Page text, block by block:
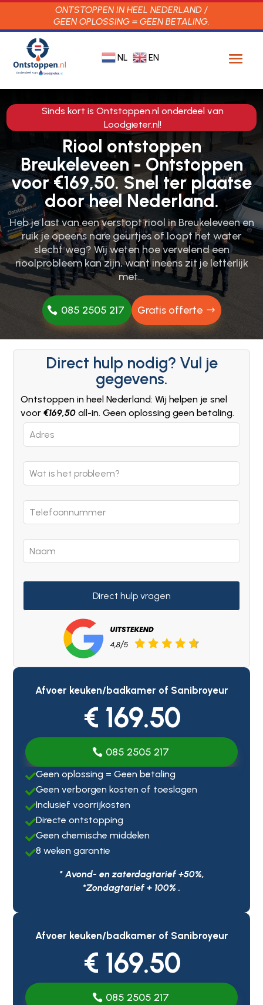
ONTSTOPPEN IN HEEL NEDERLAND /
GEEN OPLOSSING = GEEN BETALING.
NL EN
Sinds kort is Ontstoppen.nl onderdeel van
Loodgieter.nl!
Riool ontstoppen
Breukeleveen - Ontstoppen
voor €169,50. Snel ter plaatse
door heel Nederland.
Heb je last van een verstopt riool in Breukeleveen en
ruik je opeens nare geurtjes of loopt het water
slecht weg? Wij weten hoe vervelend een
rioolprobleem kan zijn, want ineens zit je letterlijk
met…
085 2505 217 Gratis offerte
Direct hulp nodig? Vul je
gegevens.
Ontstoppen in heel Nederland: Wij helpen je snel
voor€169,50 all-in. Geen oplossing geen betaling.
Leave
this
blank
Direct hulp vragen
Afvoer keuken/badkamer of Sanibroyeur
€ 169.50
085 2505 217
Geen oplossing = Geen betaling
Geen verborgen kosten of toeslagen
Inclusief voorrijkosten
Directe ontstopping
Geen chemische middelen
8 weken garantie
* Avond- en zaterdagtarief +50%,
*Zondagtarief + 100% .
Afvoer keuken/badkamer of Sanibroyeur
€ 169.50
085 2505 217